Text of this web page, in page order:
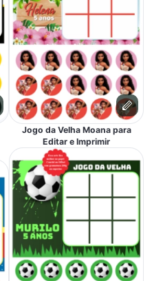
Jogo da Velha Moana para
Editar e Imprimir